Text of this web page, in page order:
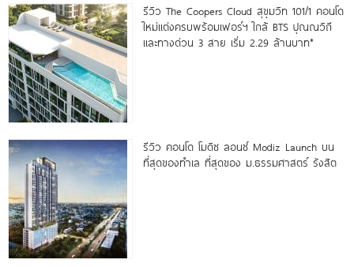
รีวิว The Coopers Cloud สุขุมวิท 101/1 คอนโด
ใหม่แต่งครบพร้อมเฟอร์ฯ ใกล้ BTS ปุณณวิถี
และทางด่วน 3 สาย เริ่ม 2.29 ล้านบาท*
รีวิว คอนโด โมดิซ ลอนซ์ Modiz Launch บน
ที่สุดของทำเล ที่สุดของ ม.ธรรมศาสตร์ รังสิต